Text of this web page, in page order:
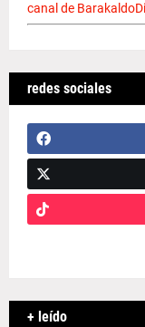
canal de
redes sociales
+ leído